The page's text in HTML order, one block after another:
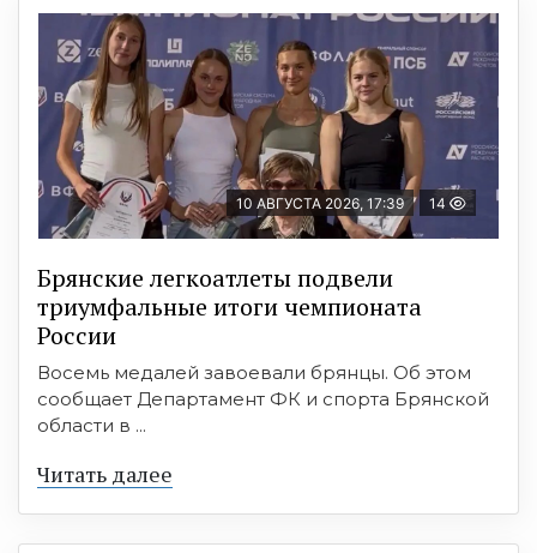
10 АВГУСТА 2026, 17:39 14
Брянские легкоатлеты подвели
триумфальные итоги чемпионата
России
Восемь медалей завоевали брянцы. Об этом
сообщает Департамент ФК и спорта Брянской
области в ...
Читать далее